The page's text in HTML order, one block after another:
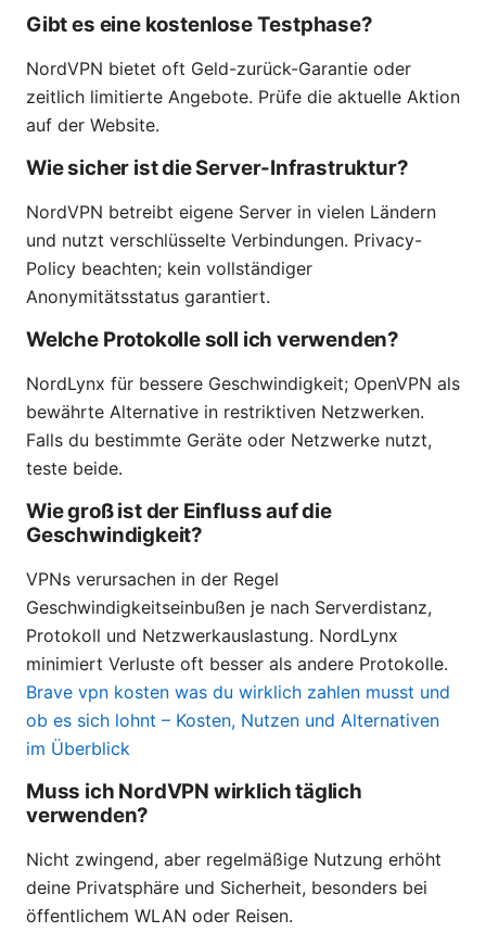
Gibt es eine kostenlose Testphase?
NordVPN bietet oft Geld-zurück-Garantie oder
zeitlich limitierte Angebote. Prüfe die aktuelle Aktion
auf der Website.
Wie sicher ist die Server-Infrastruktur?
NordVPN betreibt eigene Server in vielen Ländern
und nutzt verschlüsselte Verbindungen. Privacy-
Policy beachten; kein vollständiger
Anonymitätsstatus garantiert.
Welche Protokolle soll ich verwenden?
NordLynx für bessere Geschwindigkeit; OpenVPN als
bewährte Alternative in restriktiven Netzwerken.
Falls du bestimmte Geräte oder Netzwerke nutzt,
teste beide.
Wie groß ist der Einfluss auf die
Geschwindigkeit?
VPNs verursachen in der Regel
Geschwindigkeitseinbußen je nach Serverdistanz,
Protokoll und Netzwerkauslastung. NordLynx
minimiert Verluste oft besser als andere Protokolle.
Brave vpn kosten was du wirklich zahlen musst und
ob es sich lohnt – Kosten, Nutzen und Alternativen
im Überblick
Muss ich NordVPN wirklich täglich
verwenden?
Nicht zwingend, aber regelmäßige Nutzung erhöht
deine Privatsphäre und Sicherheit, besonders bei
öffentlichem WLAN oder Reisen.